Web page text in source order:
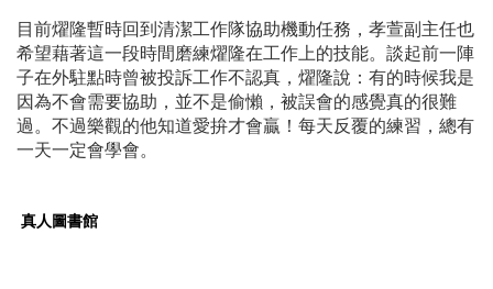
目前燿隆暫時回到清潔工作隊協助機動任務，孝萱副主任也
希望藉著這一段時間磨練燿隆在工作上的技能。談起前一陣
子在外駐點時曾被投訴工作不認真，燿隆說：有的時候我是
因為不會需要協助，並不是偷懶，被誤會的感覺真的很難
過。不過樂觀的他知道愛拚才會贏！每天反覆的練習，總有
一天一定會學會。
真人圖書館